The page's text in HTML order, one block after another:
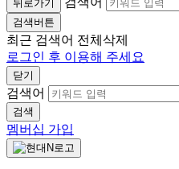
뒤로가기
검색버튼
최근 검색어 전체삭제
로그인 후 이용해 주세요
닫기
검색어
검색
멤버십 가입